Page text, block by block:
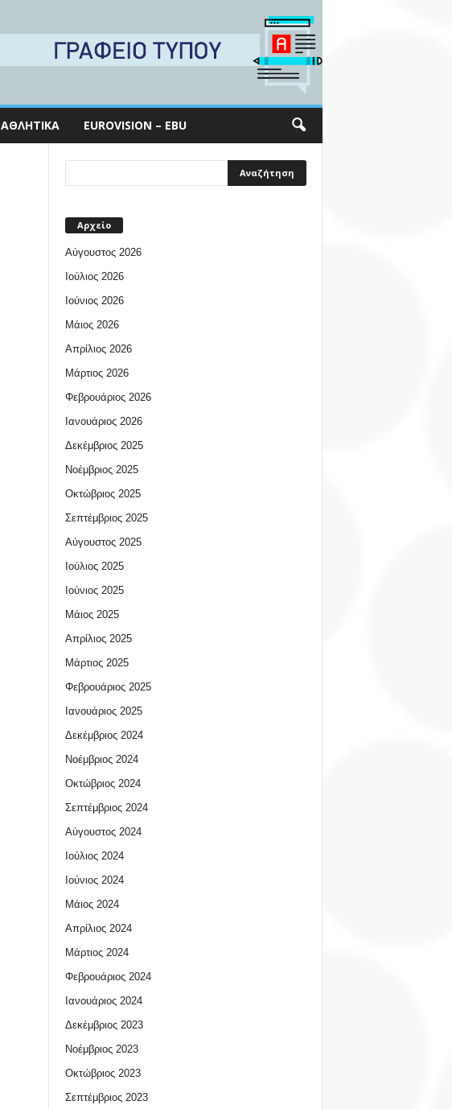
ΑΘΛΗΤΙΚΆ EUROVISION – EBU
Αρχείο
Αύγουστος 2026
Ιούλιος 2026
Ιούνιος 2026
Μάιος 2026
Απρίλιος 2026
Μάρτιος 2026
Φεβρουάριος 2026
Ιανουάριος 2026
Δεκέμβριος 2025
Νοέμβριος 2025
Οκτώβριος 2025
Σεπτέμβριος 2025
Αύγουστος 2025
Ιούλιος 2025
Ιούνιος 2025
Μάιος 2025
Απρίλιος 2025
Μάρτιος 2025
Φεβρουάριος 2025
Ιανουάριος 2025
Δεκέμβριος 2024
Νοέμβριος 2024
Οκτώβριος 2024
Σεπτέμβριος 2024
Αύγουστος 2024
Ιούλιος 2024
Ιούνιος 2024
Μάιος 2024
Απρίλιος 2024
Μάρτιος 2024
Φεβρουάριος 2024
Ιανουάριος 2024
Δεκέμβριος 2023
Νοέμβριος 2023
Οκτώβριος 2023
Σεπτέμβριος 2023